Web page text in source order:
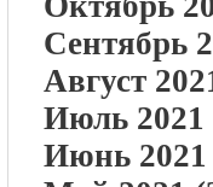
Сентябрь
Август
Июль 2021
Июнь 2021